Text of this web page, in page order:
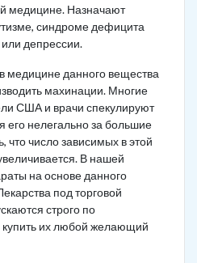
медицине. Назначают
синдроме дефицита
депрессии.
медицине данного вещества
махинации. Многие
США и врачи спекулируют
нелегально за большие
что число зависимых в этой
В нашей
на основе данного
под торговой
строго по
их любой желающий